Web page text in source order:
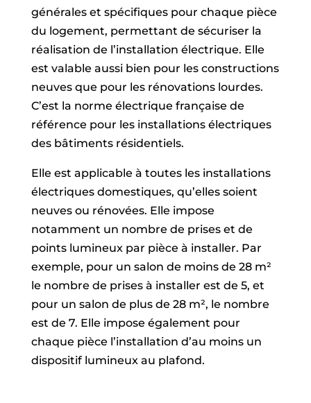
générales et spécifiques pour chaque pièce
du logement, permettant de sécuriser la
réalisation de l’installation électrique. Elle
est valable aussi bien pour les constructions
neuves que pour les rénovations lourdes.
C’est la norme électrique française de
référence pour les installations électriques
des bâtiments résidentiels.
Elle est applicable à toutes les installations
électriques domestiques, qu’elles soient
neuves ou rénovées. Elle impose
notamment un nombre de prises et de
points lumineux par pièce à installer. Par
exemple, pour un salon de moins de 28 m²
le nombre de prises à installer est de 5, et
pour un salon de plus de 28 m², le nombre
est de 7. Elle impose également pour
chaque pièce l’installation d’au moins un
dispositif lumineux au plafond.